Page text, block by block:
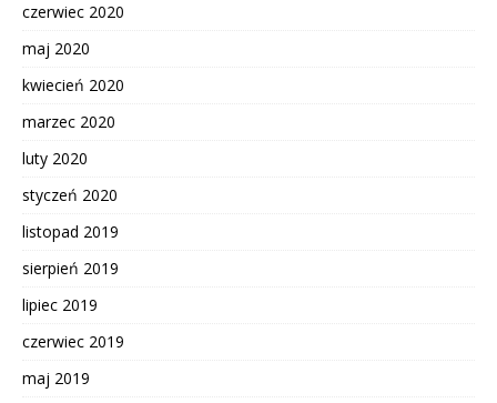
czerwiec 2020
maj 2020
kwiecień 2020
marzec 2020
luty 2020
styczeń 2020
listopad 2019
sierpień 2019
lipiec 2019
czerwiec 2019
maj 2019